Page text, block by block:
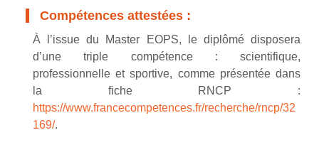
Compétences attestées :
À l’issue du Master EOPS, le diplômé disposera
d’une triple compétence : scientifique,
professionnelle et sportive, comme présentée dans
la fiche RNCP :
https://www.francecompetences.fr/recherche/rncp/32
169/.